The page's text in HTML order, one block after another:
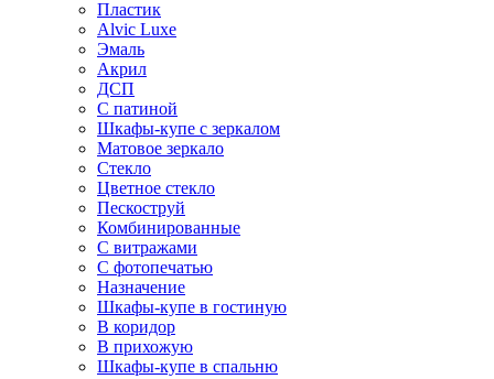
Пластик
Alvic Luxe
Эмаль
Акрил
ДСП
С патиной
Шкафы-купе с зеркалом
Матовое зеркало
Стекло
Цветное стекло
Пескоструй
Комбинированные
С витражами
С фотопечатью
Назначение
Шкафы-купе в гостиную
В коридор
В прихожую
Шкафы-купе в спальню